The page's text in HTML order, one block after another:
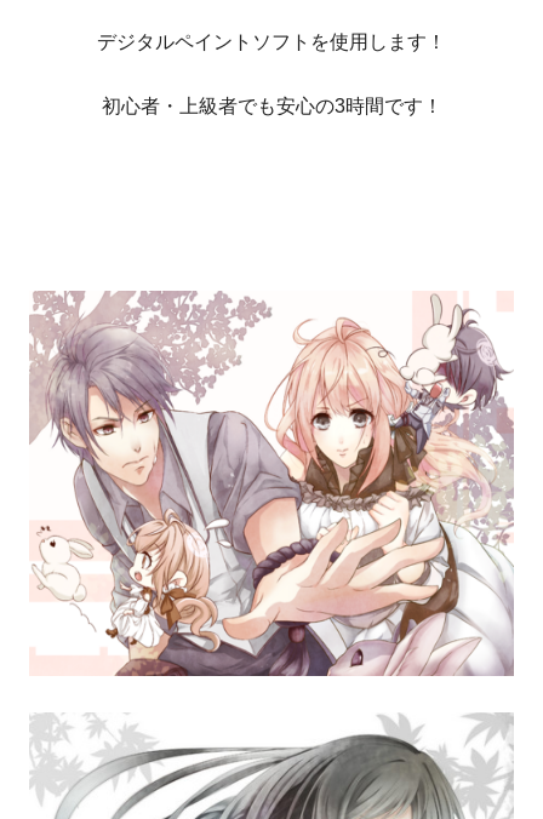
デジタルペイントソフトを使用します！
初心者・上級者でも安心の3時間です！